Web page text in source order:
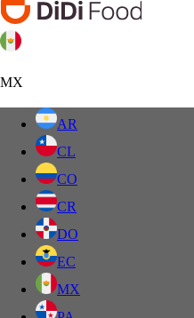
MX
AR
CL
CO
CR
DO
EC
MX